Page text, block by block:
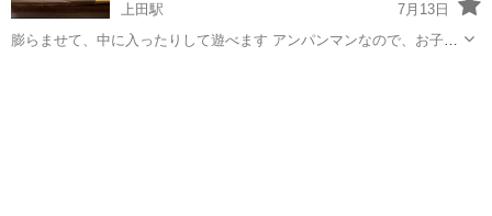
上田駅
7月13日
膨らませて、中に入ったりして遊べます アンパンマンなので、お子さ